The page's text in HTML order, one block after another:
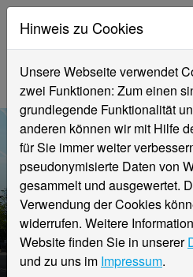
Aktuelle
Hochschule
Hinweis zu Cookies
Unsere Webseite verwendet
zwei Funktionen: Zum einen
grundlegende Funktionalität
anderen können wir mit Hilfe
für Sie immer weiter
pseudonymisierte Daten von
gesammelt und ausgewertet.
Verwendung der Cookies
widerrufen. Weitere
Website finden Sie in unserer
und zu uns im Impressum.